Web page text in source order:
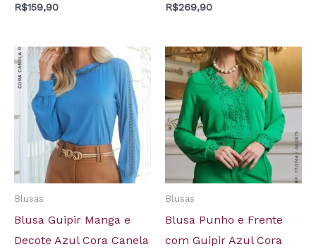
R$159,90 R$269,90
Blusas
Blusa Guipir Manga e
Decote Azul Cora Canela
Blusas
Blusa Punho e Frente
com Guipir Azul Cora